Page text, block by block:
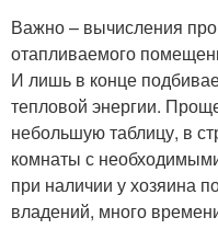
Важно – вычисления
отапливаемого
И лишь в конце
тепловой энергии.
небольшую таблицу, в
комнаты с
при наличии у хозяина
владений, много